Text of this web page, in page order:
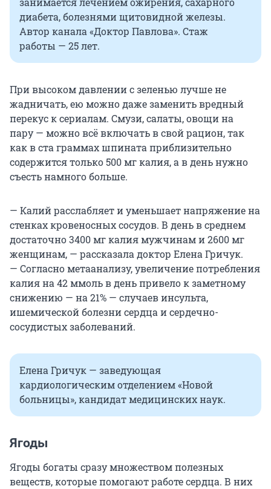
диабета, болезнями щитовидной железы.
Автор канала «Доктор Павлова». Стаж
работы — 25 лет.
При высоком давлении с зеленью лучше не
жадничать, ею можно даже заменить вредный
перекус к сериалам. Смузи, салаты, овощи на
пару — можно всё включать в свой рацион, так
как в ста граммах шпината приблизительно
содержится только500 мгкалия, а в день нужно
съесть намного больше.
— Калий расслабляет и уменьшает напряжение на
стенках кровеносных сосудов. В день в среднем
достаточно3400 мгкалия мужчинам и2600 мг
женщинам, — рассказала доктор Елена Гричук.
— Согласно метаанализу, увеличение потребления
калия на 42 ммольв день привело к заметному
снижению — на 21% — случаев инсульта,
ишемической болезни сердца и сердечно-
сосудистых заболеваний.
Елена Гричук — заведующая
кардиологическим отделением «Новой
больницы», кандидат медицинских наук.
Ягоды
Ягоды богаты сразу множеством полезных
веществ, которые помогают работе сердца. В них